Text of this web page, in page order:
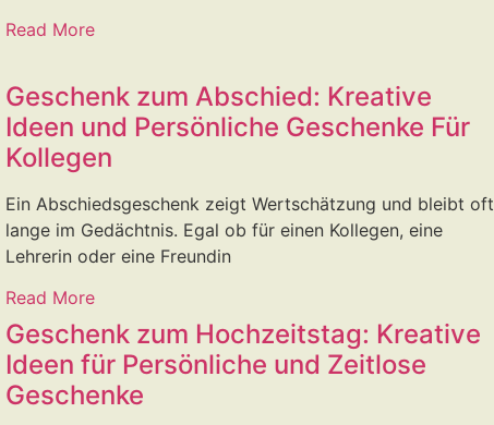
Read More
Geschenk zum Abschied: Kreative
Ideen und Persönliche Geschenke Für
Kollegen
Ein Abschiedsgeschenk zeigt Wertschätzung und bleibt oft
lange im Gedächtnis. Egal ob für einen Kollegen, eine
Lehrerin oder eine Freundin
Read More
Geschenk zum Hochzeitstag: Kreative
Ideen für Persönliche und Zeitlose
Geschenke